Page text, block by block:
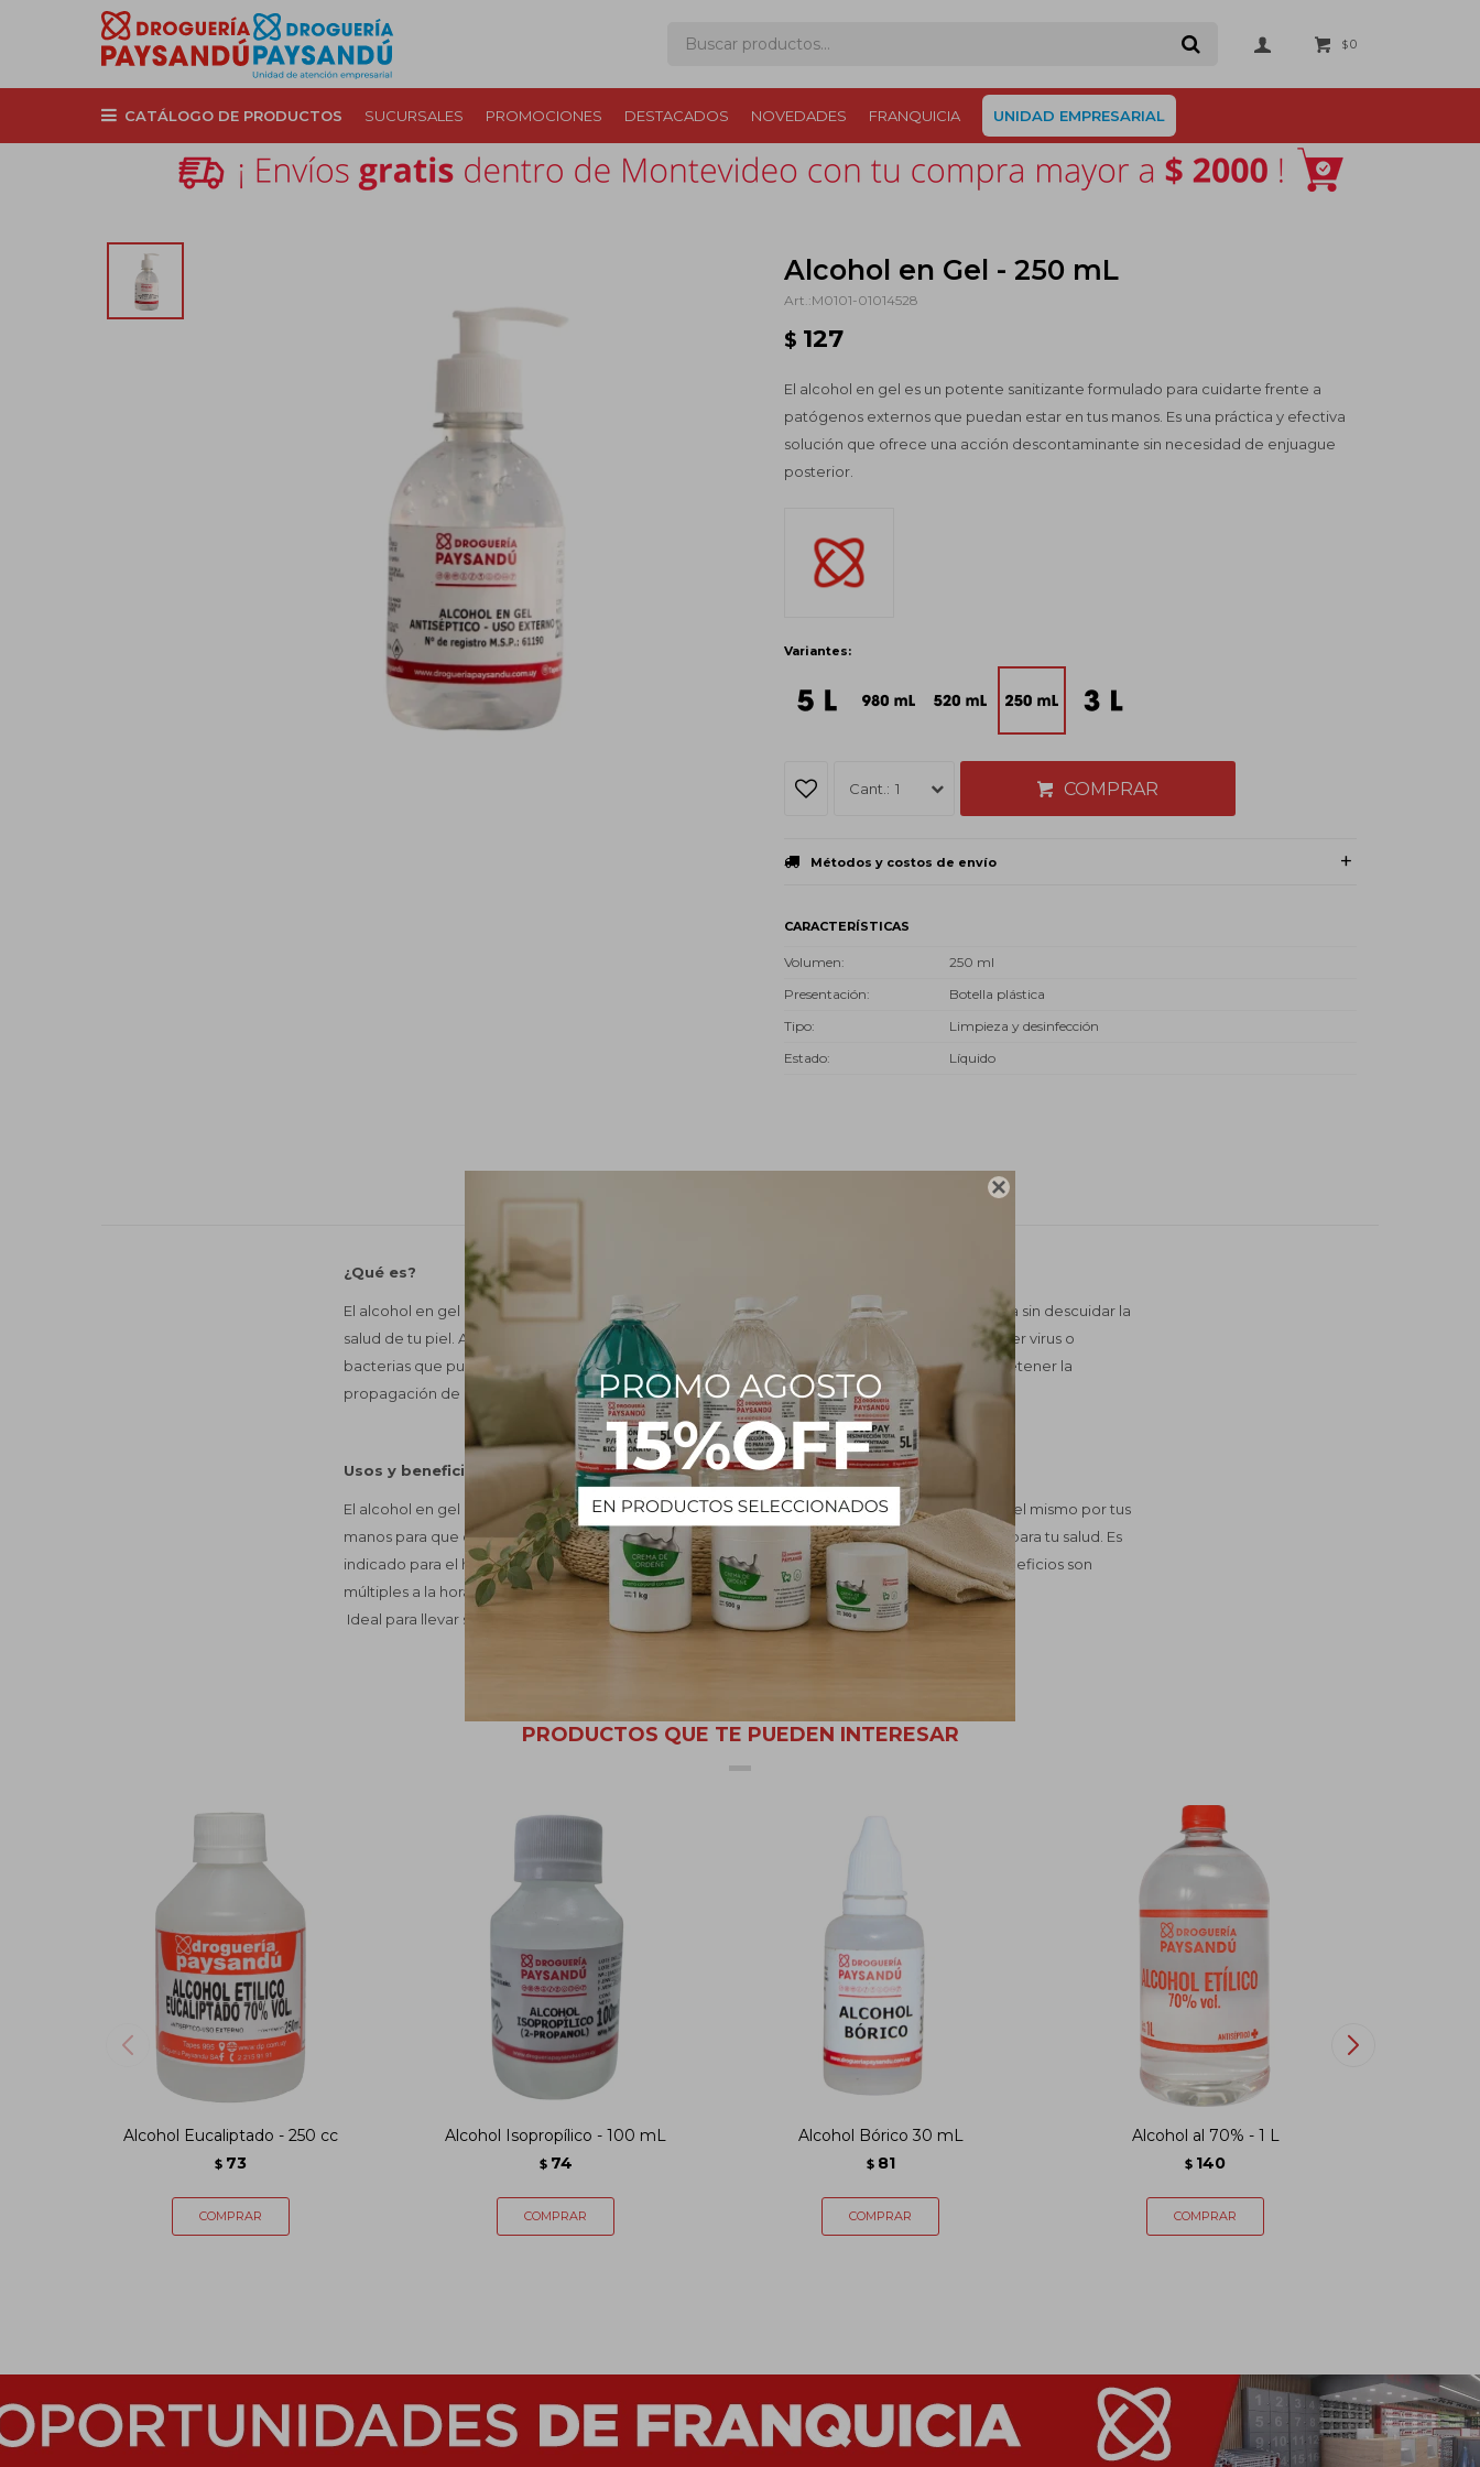

CATÁLOGO DE PRODUCTOS SUCURSALES PROMOCIONES DESTACADOS NOVEDADES FRANQUICIA UNIDAD EMPRESARIAL
$0
Alcohol en Gel - 250 mL
M0101-01014528
$ 127
El alcohol en gel es un potente sanitizante formulado para cuidarte frente a
patógenos externos que puedan estar en tus manos. Es una práctica y efectiva
solución que ofrece una acción descontaminante sin necesidad de enjuague
posterior.
Variantes:
1 COMPRAR
Métodos y costos de envío
CARACTERÍSTICAS
Volumen
250 ml
Presentación
Botella plástica
Tipo
Limpieza y desinfección
Estado
Líquido
¿Qué es?
El alcohol en gel es un compuesto especialmente diseñado para ser parte de tu vida cotidiana sin descuidar la
salud de tu piel. Al aplicarlo, desinfecta la superficie de tus manos dejándolas libres de cualquier virus o
bacterias que puedan ingresar a tu cuerpo. Es un producto antiséptico que se emplea para detener la
propagación de gérmenes como alternativa al agua y el jabón para lavarse las manos.
Usos y beneficios
El alcohol en gel es un producto de fácil aplicación, solo basta con frotar una pequeña parte del mismo por tus
manos para que ellas queden libres de microorganismos y virus que puedan ser perjudiciales para tu salud. Es
indicado para el hogar, restaurantes, oficinas, industrias y comercios en general ya que sus beneficios son
múltiples a la hora de cuidar nuestra salud.
Ideal para llevar siempre consigo mismo.
PRODUCTOS QUE TE PUEDEN INTERESAR
Alcohol Eucaliptado - 250 cc
$ 73
Alcohol Isopropílico - 100 mL
$ 74
Alcohol Bórico 30 mL
$ 81
Alcohol al 70% - 1 L
$ 140